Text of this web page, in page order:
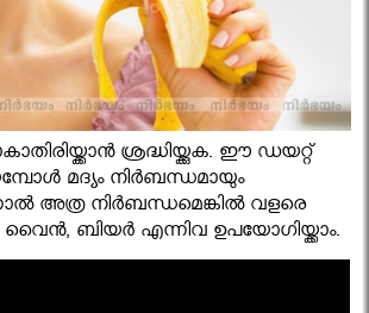
ശ്രദ്ധിയ്ക്കുക. ഈ ഡയറ്റ്
മദ്യം നിര്‍ബന്ധമായും
അത്ര നിര്‍ബന്ധമെങ്കില്‍ വളരെ
ബിയര്‍ എന്നിവ ഉപയോഗിയ്ക്കാം.